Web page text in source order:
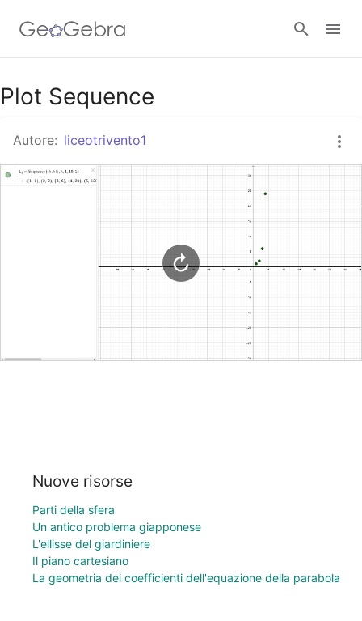
Google Classroom
GeoGebra Classroom
Accedi
Plot Sequence
Autore: liceotrivento1
Nuove risorse
Parti della sfera
Un antico problema giapponese
L'ellisse del giardiniere
Il piano cartesiano
La geometria dei coefficienti dell'equazione della parabola